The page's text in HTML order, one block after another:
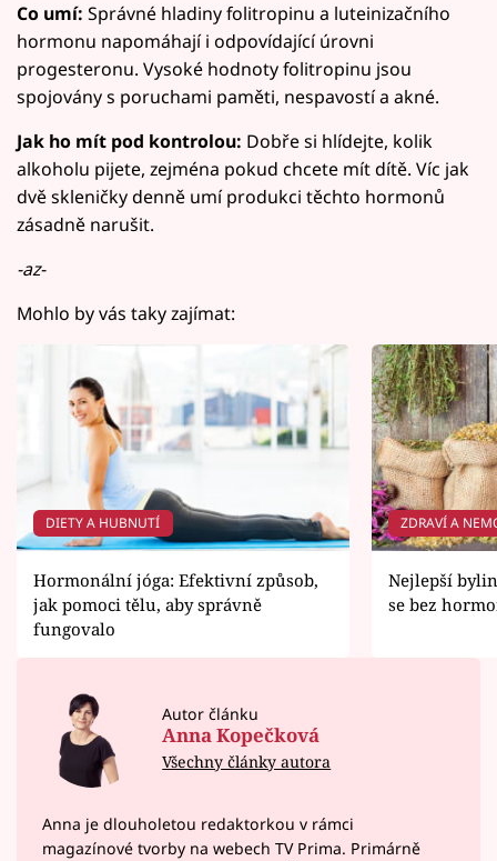
Co umí: Správné hladiny folitropinu a luteinizačního
hormonu napomáhají i odpovídající úrovni
progesteronu. Vysoké hodnoty folitropinu jsou
spojovány s poruchami paměti, nespavostí a akné.
Jak ho mít pod kontrolou: Dobře si hlídejte, kolik
alkoholu pijete, zejména pokud chcete mít dítě. Víc jak
dvě skleničky denně umí produkci těchto hormonů
zásadně narušit.
-az-
Mohlo by vás taky zajímat:
DIETY A HUBNUTÍ
Hormonální jóga: Efektivní způsob,
jak pomoci tělu, aby správně
fungovalo
ZDRAVÍ A
Nejlepší
se bez
Autor článku
Anna Kopečková
Všechny články autora
Anna je dlouholetou redaktorkou v rámci
magazínové tvorby na webech TV Prima. Primárně